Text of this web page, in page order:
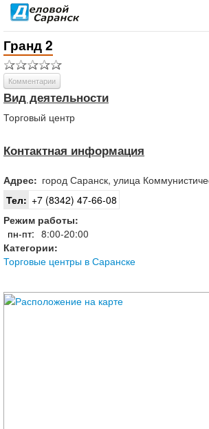
Гранд 2
Комментарии
Вид деятельности
Торговый центр
Контактная информация
Адрес: город Саранск, улица
Тел: +7 (8342) 47-66-08
Режим работы:
пн-пт: 8:00-20:00
Категории:
Торговые центры в Саранске